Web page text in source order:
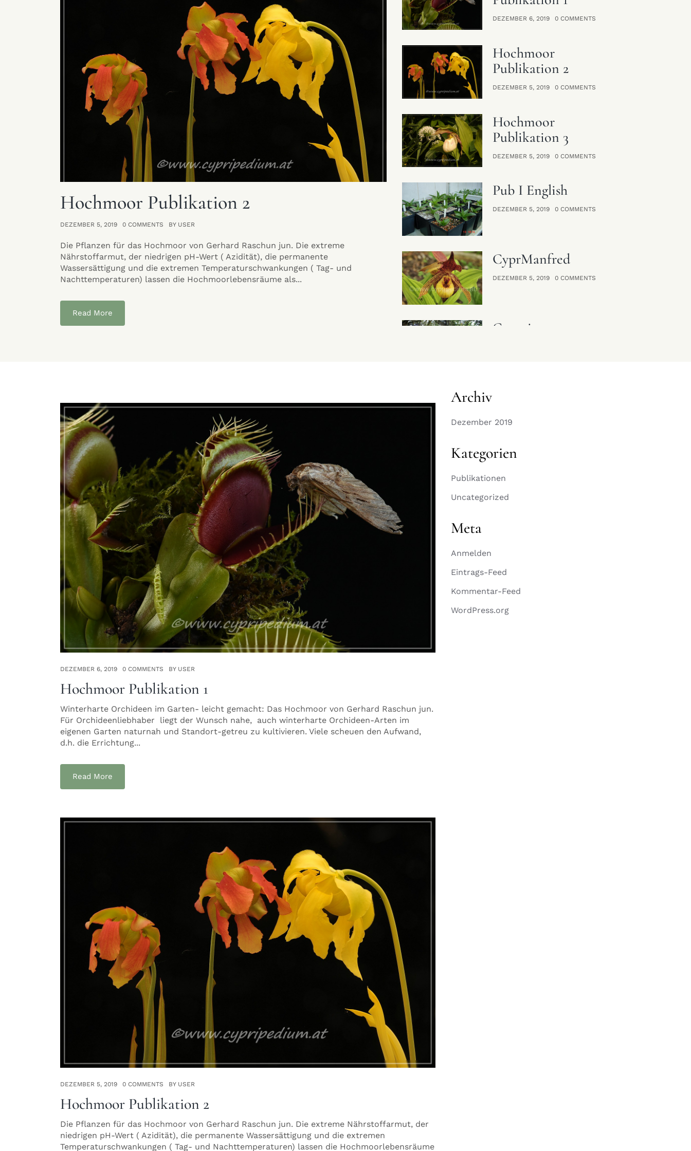
Hochmoor Publikation 3
DEZEMBER 5, 2019 0 COMMENTS BY USER
Der Bau und die Pflege einer Moorbeetanlage von Gerhard Raschun jun.
Standort, Lage Als Standort für eine Moorbeetanlage kommen sehr sonnige
Stellen im Garten in Frage. Der gewählte Ort sollte eben sein. Ein Hang schließt
einen Moorbau nicht aus, doch eine Vielzahl...
Read More
Pub I English
DEZEMBER 5, 2019 0 COMMENTS
and Megastylis Schltr. 1914 Gerhard Raschun jun. Summary So far
paid little attention to the...
Read More
DEZEMBER 6, 2019 0 COMMENTS
Hochmoor
Publikation 2
DEZEMBER 5, 2019 0 COMMENTS
Hochmoor
Publikation 3
DEZEMBER 5, 2019 0 COMMENTS
Pub I English
DEZEMBER 5, 2019 0 COMMENTS
CyprManfred
DEZEMBER 5, 2019 0 COMMENTS
Canarina
DEZEMBER 4, 2019
DEZEMBER 6, 2019 0 COMMENTS BY USER
Hochmoor Publikation 1
Winterharte Orchideen im Garten- leicht gemacht: Das Hochmoor von Gerhard Raschun jun.
Für Orchideenliebhaber liegt der Wunsch nahe, auch winterharte Orchideen-Arten im
eigenen Garten naturnah und Standort-getreu zu kultivieren. Viele scheuen den Aufwand,
d.h. die Errichtung...
Read More
DEZEMBER 5, 2019 0 COMMENTS BY USER
Hochmoor Publikation 2
Die Pflanzen für das Hochmoor von Gerhard Raschun jun. Die extreme Nährstoffarmut, der
niedrigen pH-Wert ( Azidität), die permanente Wassersättigung und die extremen
Temperaturschwankungen ( Tag- und Nachttemperaturen) lassen die Hochmoorlebensräume
Archiv
Dezember 2019
Kategorien
Publikationen
Uncategorized
Meta
Anmelden
Eintrags-Feed
Kommentar-Feed
WordPress.org